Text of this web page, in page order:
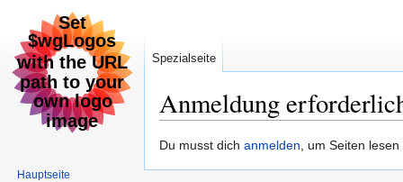
Anmeldung
Zur
Zur
Du musst dich anmelden, um Seiten
Spezialseite
Hauptseite